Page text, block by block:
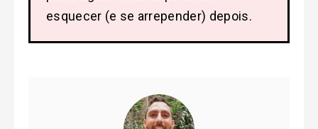
esquecer (e se arrepender) depois.